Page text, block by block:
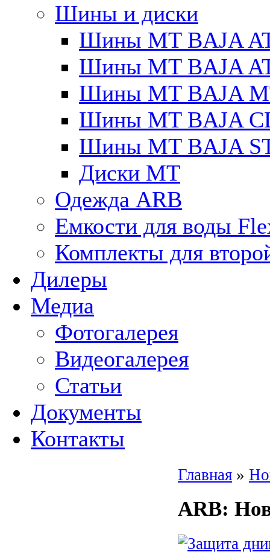
Шины и диски
Шины MT BAJA
Шины MT BAJA
Шины MT BAJA
Шины MT BAJA
Шины MT BAJA
Диски MT
Одежда ARB
Емкости для воды
Комплекты для
Дилеры
Медиа
Фотогалерея
Видеогалерея
Статьи
Документы
Контакты
Главная »
ARB: